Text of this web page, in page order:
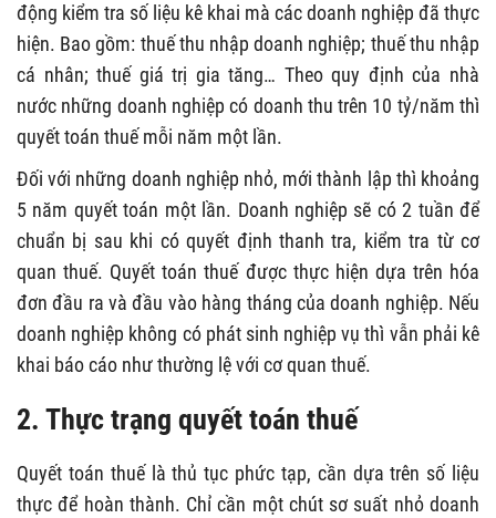
động kiểm tra số liệu kê khai mà các doanh nghiệp đã thực
hiện. Bao gồm: thuế thu nhập doanh nghiệp; thuế thu nhập
cá nhân; thuế giá trị gia tăng… Theo quy định của nhà
nước những doanh nghiệp có doanh thu trên 10 tỷ/năm thì
quyết toán thuế mỗi năm một lần.
Đối với những doanh nghiệp nhỏ, mới thành lập thì khoảng
5 năm quyết toán một lần. Doanh nghiệp sẽ có 2 tuần để
chuẩn bị sau khi có quyết định thanh tra, kiểm tra từ cơ
quan thuế. Quyết toán thuế được thực hiện dựa trên hóa
đơn đầu ra và đầu vào hàng tháng của doanh nghiệp. Nếu
doanh nghiệp không có phát sinh nghiệp vụ thì vẫn phải kê
khai báo cáo như thường lệ với cơ quan thuế.
2. Thực trạng quyết toán thuế
Quyết toán thuế là thủ tục phức tạp, cần dựa trên số liệu
thực để hoàn thành. Chỉ cần một chút sơ suất nhỏ doanh